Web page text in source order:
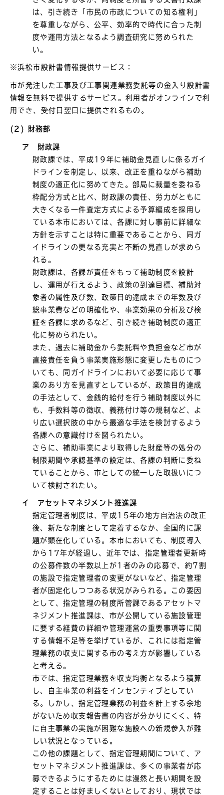
は、引き続き「市民の市政についての知る権利」
を尊重しながら、公平、効率的で時代に合った制
度や運用方法となるよう調査研究に努められた
い。
※浜松市設計書情報提供サービス：
市が発注した工事及び工事関連業務委託等の金入り設計書
情報を無料で提供するサービス。利用者がオンラインで利
用でき、受付日翌日に提供されるもの。
(2) 財務部
ア 財政課
財政課では、平成19年に補助金見直しに係るガイ
ドラインを制定し、以来、改正を重ねながら補助
制度の適正化に努めてきた。部局に裁量を委ねる
枠配分方式と比べ、財政課の責任、労力がともに
大きくなる一件査定方式による予算編成を採用し
ている本市においては、各課に対し事前に詳細な
方針を示すことは特に重要であることから、同ガ
イドラインの更なる充実と不断の見直しが求めら
れる。
財政課は、各課が責任をもって補助制度を設計
し、運用が行えるよう、政策の到達目標、補助対
象者の属性及び数、政策目的達成までの年数及び
総事業費などの明確化や、事業効果の分析及び検
証を各課に求めるなど、引き続き補助制度の適正
化に努められたい。
また、過去に補助金から委託料や負担金など市が
直接責任を負う事業実施形態に変更したものにつ
いても、同ガイドラインにおいて必要に応じて事
業のあり方を見直すとしているが、政策目的達成
の手法として、金銭的給付を行う補助制度以外に
も、手数料等の徴収、義務付け等の規制など、よ
り広い選択肢の中から最適な手法を検討するよう
各課への意識付けを図られたい。
さらに、補助事業により取得した財産等の処分の
制限期間や承認基準の設定は、各課の判断に委ね
ていることから、市としての統一した取扱いにつ
いて検討されたい。
イ アセットマネジメント推進課
指定管理者制度は、平成15年の地方自治法の改正
後、新たな制度として定着するなか、全国的に課
題が顕在化している。本市においても、制度導入
から17年が経過し、近年では、指定管理者更新時
の公募件数の半数以上が1者のみの応募で、約7割
の施設で指定管理者の変更がないなど、指定管理
者が固定化しつつある状況がみられる。この要因
として、指定管理の制度所管課であるアセットマ
ネジメント推進課は、市が公開している施設管理
に要する経費の詳細や管理運営の重要事項等に関
する情報不足等を挙げているが、これには指定管
理業務の収支に関する市の考え方が影響している
と考える。
市では、指定管理業務を収支均衡となるよう積算
し、自主事業の利益をインセンティブとしてい
る。しかし、指定管理業務の利益を計上する余地
がないため収支報告書の内容が分かりにくく、特
に自主事業の実施が困難な施設への新規参入が難
しい状況となっている。
この他の課題として、指定管理期間について、ア
セットマネジメント推進課は、多くの事業者が応
募できるようにするためには漫然と長い期間を設
定することは好ましくないとしており、現状では